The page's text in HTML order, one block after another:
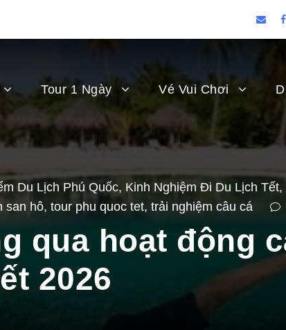
Tour 1 Ngày Vé Vui Chơi
Du Lịch Phú Quốc, Kinh Nghiệm Đi Du Lịch Tết,
san hô, tour phu quoc tet, trải nghiệm câu cá
qua hoạt động
2026